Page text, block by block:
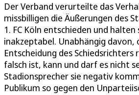
Der Verband verurteilte das
missbilligen die Äußerungen des
1. FC Köln entschieden und halten
inakzeptabel. Unabhängig davon,
Entscheidung des
falsch ist, kann und darf es nicht
Stadionsprecher sie negativ
Publikum so gegen den